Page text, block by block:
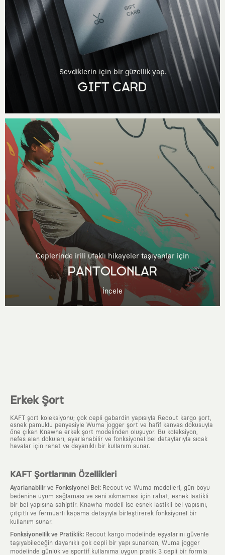
Sevdiklerin için bir güzellik yap.
GIFT CARD
Ceplerinde irili ufaklı hikayeler taşıyanlar için
PANTOLONLAR
İncele
Erkek Şort
KAFT şort koleksiyonu; çok cepli gabardin yapısıyla Recout kargo şort,
esnek pamuklu penyesiyle Wuma jogger şort ve hafif kanvas dokusuyla
öne çıkan Knawha erkek şort modelinden oluşuyor. Bu koleksiyon,
nefes alan dokuları, ayarlanabilir ve fonksiyonel bel detaylarıyla sıcak
havalar için rahat ve dayanıklı bir kullanım sunar.
KAFT Şortlarının Özellikleri
Ayarlanabilir ve Fonksiyonel Bel : Recout ve Wuma modelleri, gün boyu
bedenine uyum sağlaması ve seni sıkmaması için rahat, esnek lastikli
bir bel yapısına sahiptir. Knawha modeli ise esnek lastikli bel yapısını,
çıtçıtlı ve fermuarlı kapama detayıyla birleştirerek fonksiyonel bir
kullanım sunar.
Fonksiyonellik ve Pratiklik: Recout kargo modelinde eşyalarını güvenle
taşıyabileceğin dayanıklı çok cepli bir yapı sunarken, Wuma jogger
modelinde günlük ve sportif kullanıma uygun pratik 3 cepli bir formla